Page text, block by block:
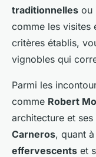
traditionnelles ou
comme les visites
critères établis,
vignobles qui
Parmi les
comme Robert
architecture et
Carneros, quant
effervescents et